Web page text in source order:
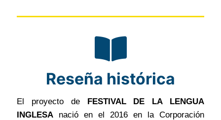
Reseña histórica
El proyecto de FESTIVAL DE LA LENGUA
INGLESA nació en el 2016 en la Corporación